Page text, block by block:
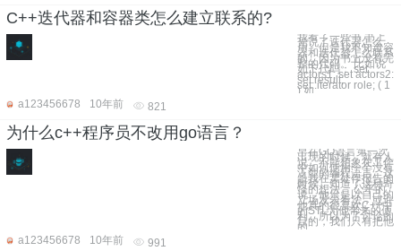
C++迭代器和容器类怎么建立联系的?
我看了一些书 书上
光说了迭代器怎么
用，但是我不知道容
器和迭代器怎么联系
的，因为书上没有完
整的代码。 比如说
如下代码： set
actors1; set actors2:
set result;
set::iterator role; ( 1
) 如
a123456678
10年前 821
为什么c++程序员不改用go语言？
早在GO语言第一次
出现的时候，就有人
说，不能想象在工作
中如何使用一个没有
泛型的编程语言。这
是我在某处作报告的
时候，知道了这种奇
怪的想法。 公平的
说，他只是以自己的
立场发表看法，或许
他真的很喜欢C++中
的STL为他带来的便
利。所以为了讨论的
目的，我们只有把他
的
a123456678
10年前 991